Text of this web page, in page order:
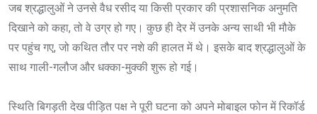
जब श्रद्धालुओं ने उनसे वैध रसीद या किसी प्रकार की प्रशासनिक अनुमति
दिखाने को कहा, तो वे उग्र हो गए। कुछ ही देर में उनके अन्य साथी भी मौके
पर पहुंच गए, जो कथित तौर पर नशे की हालत में थे। इसके बाद श्रद्धालुओं के
साथ गाली-गलौज और धक्का-मुक्की शुरू हो गई।
स्थिति बिगड़ती देख पीड़ित पक्ष ने पूरी घटना को अपने मोबाइल फोन में रिकॉर्ड